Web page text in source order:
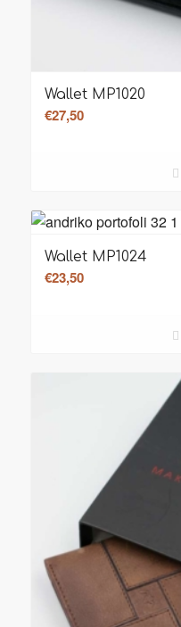
Wallet MP1020
€27,50
Wallet MP1024
€23,50